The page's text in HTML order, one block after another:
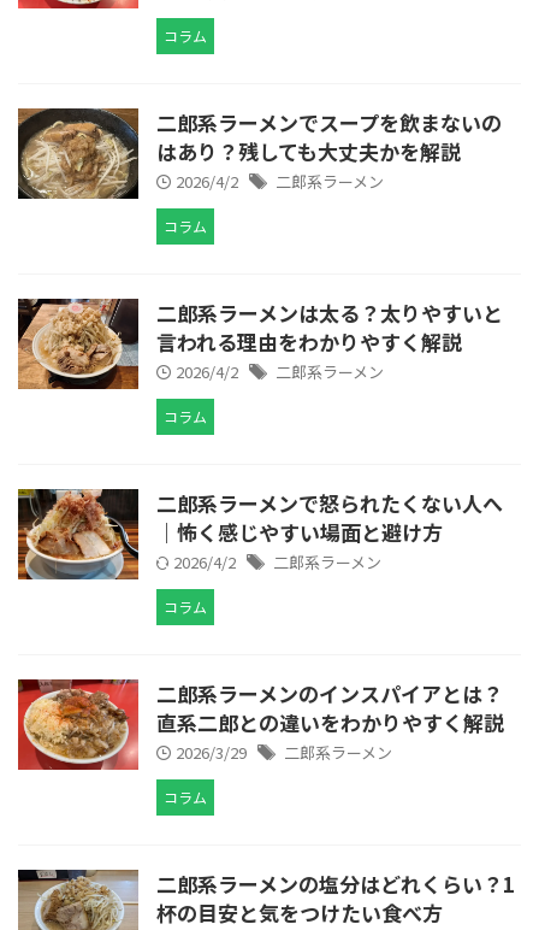
コラム
二郎系ラーメンでスープを飲まないの
はあり？残しても大丈夫かを解説
2026/4/2 二郎系ラーメン
コラム
二郎系ラーメンは太る？太りやすいと
言われる理由をわかりやすく解説
2026/4/2 二郎系ラーメン
コラム
二郎系ラーメンで怒られたくない人へ
｜怖く感じやすい場面と避け方
2026/4/2 二郎系ラーメン
コラム
二郎系ラーメンのインスパイアとは？
直系二郎との違いをわかりやすく解説
2026/3/29 二郎系ラーメン
コラム
二郎系ラーメンの塩分はどれくらい？1
杯の目安と気をつけたい食べ方